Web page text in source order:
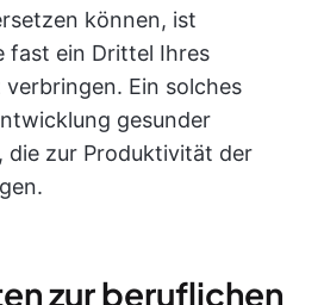
können, ist
fast ein Drittel Ihres
Ein solches
gesunder
die zur Produktivität der
zur beruflichen